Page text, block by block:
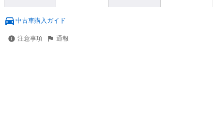
中古車購入ガイド
注意事項 通報